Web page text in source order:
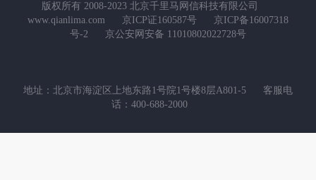
版权所有 2008-2023 北京千里马网信科技有限公司
www.qianlima.com
京ICP证160587号
京ICP备16007318
号-2
京公安网安备 11010802022728号
地址：北京市海淀区上地东路1号院1号楼8层A801-5
客服电
话：400-688-2000